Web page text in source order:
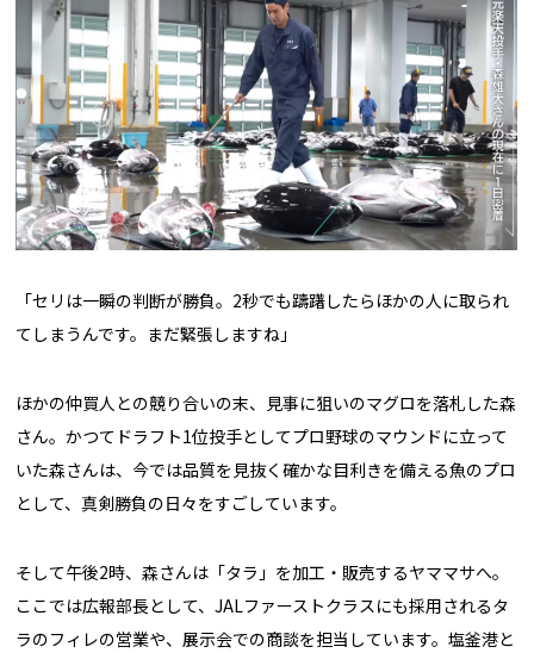
「セリは一瞬の判断が勝負。2秒でも躊躇したらほかの人に取られ
てしまうんです。まだ緊張しますね」
ほかの仲買人との競り合いの末、見事に狙いのマグロを落札した森
さん。かつてドラフト1位投手としてプロ野球のマウンドに立って
いた森さんは、今では品質を見抜く確かな目利きを備える魚のプロ
として、真剣勝負の日々をすごしています。
そして午後2時、森さんは「タラ」を加工・販売するヤママサへ。
ここでは広報部長として、JALファーストクラスにも採用されるタ
ラのフィレの営業や、展示会での商談を担当しています。塩釜港と